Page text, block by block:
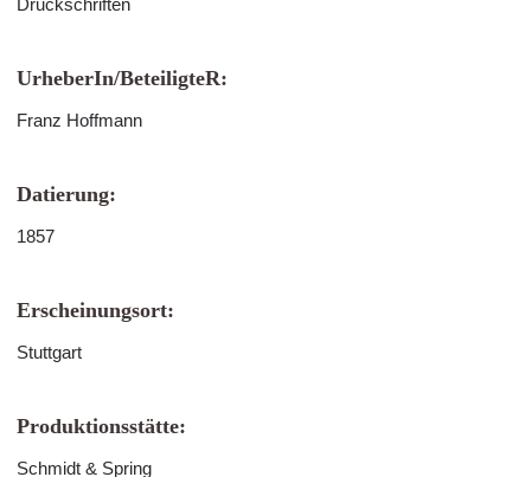
Druckschriften
UrheberIn/BeteiligteR:
Franz Hoffmann
Datierung:
1857
Erscheinungsort:
Stuttgart
Produktionsstätte:
Schmidt & Spring